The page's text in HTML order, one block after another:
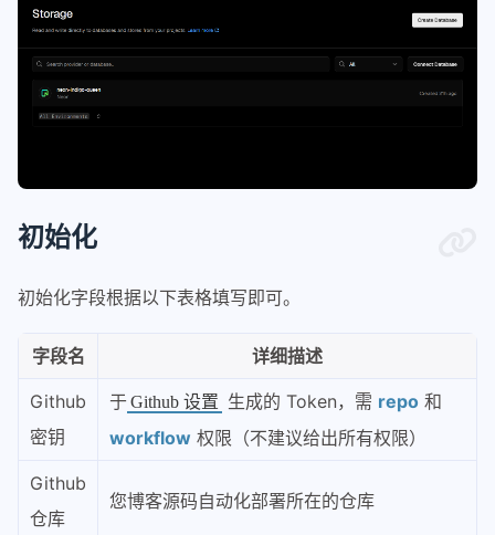
初始化
初始化字段根据以下表格填写即可。
字段名 详细描述
Github
密钥
于 Github 设置 生成的 Token，需 repo和
workflow 权限（不建议给出所有权限）
Github
仓库
您博客源码自动化部署所在的仓库